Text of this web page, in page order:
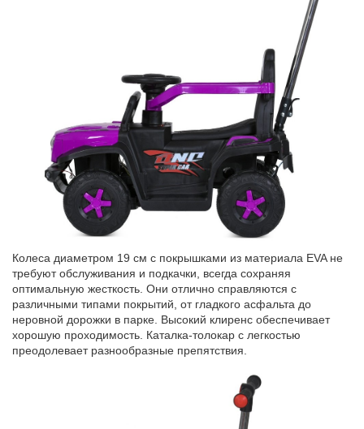
Колеса диаметром 19 см с покрышками из материала EVA не
требуют обслуживания и подкачки, всегда сохраняя
оптимальную жесткость. Они отлично справляются с
различными типами покрытий, от гладкого асфальта до
неровной дорожки в парке. Высокий клиренс обеспечивает
хорошую проходимость Каталка-толокар с легкостью
преодолевает разнообразные препятствия.